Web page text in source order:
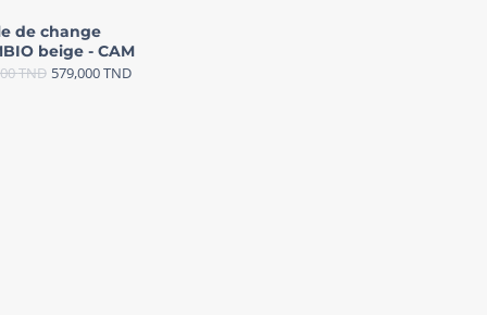
de change
beige - CAM
TND 579,000TND